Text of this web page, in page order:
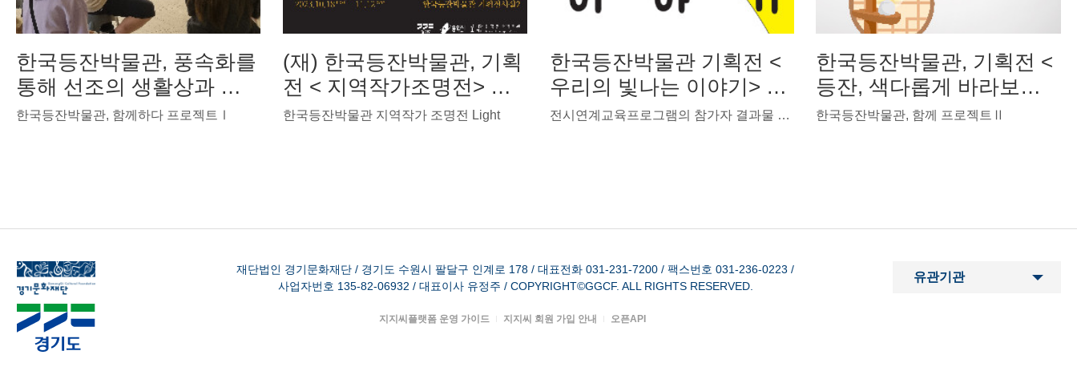
한국등잔박물관, 풍속화를
통해 선조의 생활상과 민
속공예품을 알리는 전시
한국등잔박물관, 함께하다 프로젝트Ⅰ
(재) 한국등잔박물관, 기획
전 < 지역작가조명전> 개
최
한국등잔박물관 지역작가 조명전 Light
한국등잔박물관 기획전 <
우리의 빛나는 이야기> 개
최
전시연계교육프로그램의 참가자 결과물 전시
한국등잔박물관, 기획전 <
등잔, 색다롭게 바라보기>
개최
한국등잔박물관, 함께 프로젝트Ⅱ
재단법인 경기문화재단 / 경기도 수원시 팔달구 인계로 178 /대표전화 031-231-7200 /팩스번호 031-236-0223 /
사업자번호 135-82-06932 / 대표이사 유정주 / COPYRIGHT©GGCF. ALL RIGHTS RESERVED.
지지씨플랫폼 운영 가이드 지지씨 회원 가입 안내 오픈API